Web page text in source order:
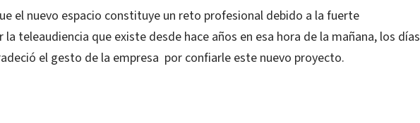
el nuevo espacio constituye un reto profesional debido a la fuerte
teleaudiencia que existe desde hace años en esa hora de la mañana, los días
el gesto de la empresa por confiarle este nuevo proyecto.